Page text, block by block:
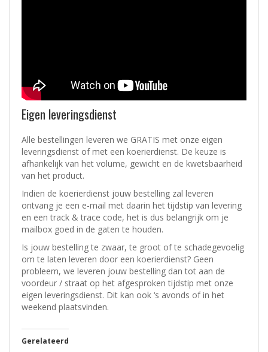
Eigen leveringsdienst
Alle bestellingen leveren we GRATIS met onze eigen
leveringsdienst of met een koerierdienst. De keuze is
afhankelijk van het volume, gewicht en de kwetsbaarheid
van het product.
Indien de koerierdienst jouw bestelling zal leveren
ontvang je een e-mail met daarin het tijdstip van levering
en een track & trace code, het is dus belangrijk om je
mailbox goed in de gaten te houden.
Is jouw bestelling te zwaar, te groot of te schadegevoelig
om te laten leveren door een koerierdienst? Geen
probleem, we leveren jouw bestelling dan tot aan de
voordeur / straat op het afgesproken tijdstip met onze
eigen leveringsdienst. Dit kan ook ‘s avonds of in het
weekend plaatsvinden.
Gerelateerd